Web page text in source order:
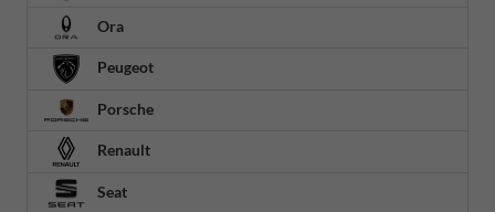
Ora
Peugeot
Porsche
Renault
Seat